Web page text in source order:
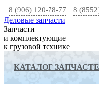
8 (906) 120-78-77 8
Деловые запчасти
Запчасти
и комплектующие
к грузовой технике
КАТАЛОГ